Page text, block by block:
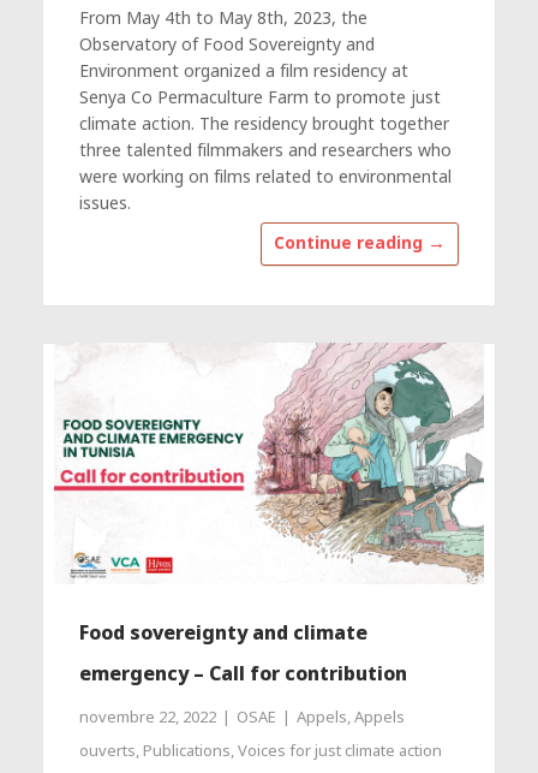
From May 4th to May 8th, 2023, the
Observatory of Food Sovereignty and
Environment organized a film residency at
Senya Co Permaculture Farm to promote just
climate action. The residency brought together
three talented filmmakers and researchers who
were working on films related to environmental
issues.
Continue reading →
Food sovereignty and climate
emergency – Call for contribution
novembre 22, 2022 OSAE Appels,Appels
ouverts,Publications,Voices for just climate action